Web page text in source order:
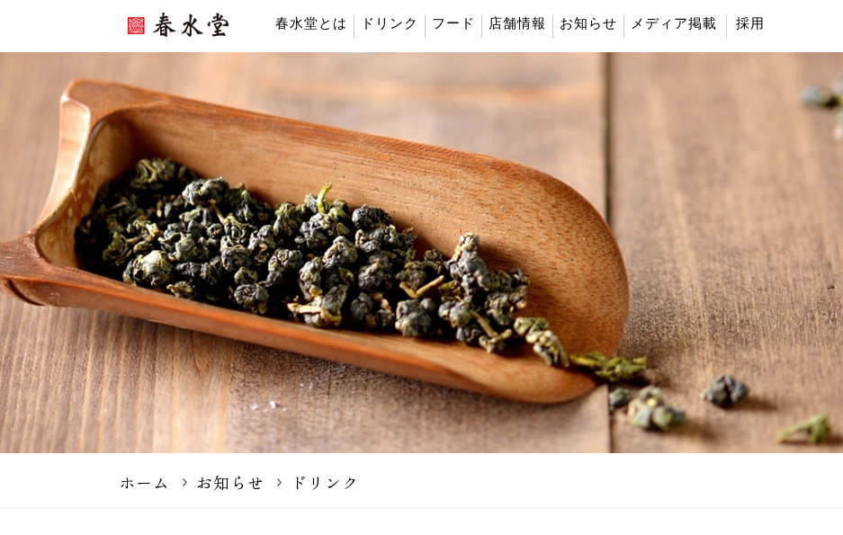
春水堂とは ドリンク フード 店舗情報 お知らせ メディア掲載 採用
ホーム お知らせ ドリンク